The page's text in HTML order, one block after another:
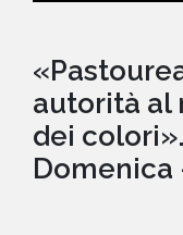
autorità al
dei colori».
Domenica